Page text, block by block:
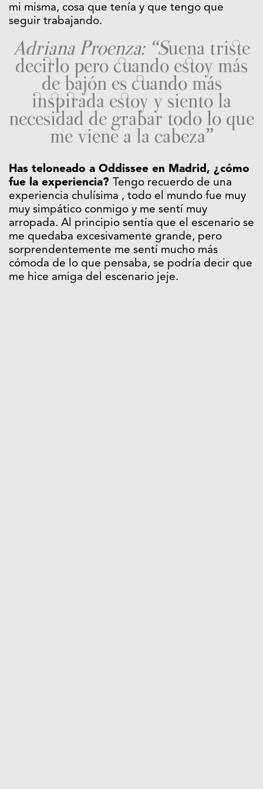
mi misma, cosa que tenía y que tengo que
seguir trabajando.
Adriana Proenza: “Suena triste
decirlo pero cuando estoy más
de bajón es cuando más
inspirada estoy y siento la
necesidad de grabar todo lo que
me viene a la cabeza”
Has teloneado a Oddissee en Madrid, ¿cómo
fue la experiencia? Tengo recuerdo de una
experiencia chulísima , todo el mundo fue muy
muy simpático conmigo y me sentí muy
arropada. Al principio sentía que el escenario se
me quedaba excesivamente grande, pero
sorprendentemente me sentí mucho más
cómoda de lo que pensaba, se podría decir que
me hice amiga del escenario jeje.